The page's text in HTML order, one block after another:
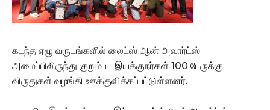
கடந்த ஏழு வருடங்களில் லைட்ஸ் ஆன் அவார்ட்ஸ்
அமைப்பிலிருந்து குறும்பட இயக்குநர்கள் 100 பேருக்கு
விருதுகள் வழங்கி ஊக்குவிக்கப்பட்டுள்ளனர்.